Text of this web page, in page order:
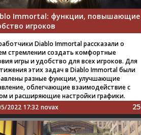
Immortal: функции, повышающие
игроков
Diablo Immortal рассказали о
стремлении создать комфортные
игры и удобство для всех игроков. Для
этих задач в Diablo Immortal были
разные функции, улучшающие
облегчающие взаимодействие с
и расширяющие настройки графики.
2022 17:32 novax 25